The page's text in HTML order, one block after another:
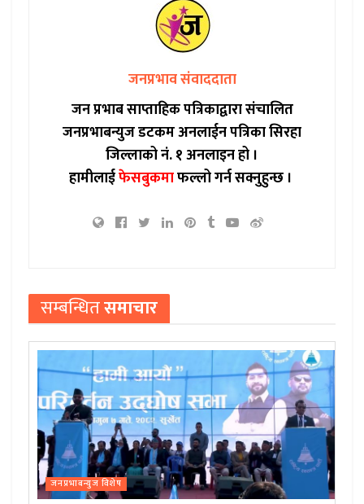
जनप्रभाव संवाददाता
जन प्रभाब साप्ताहिक पत्रिकाद्वारा संचालित
जनप्रभाबन्युज डटकम अनलाईन पत्रिका सिरहा
जिल्लाको नं. १ अनलाइन हो ।
हामीलाईफेसबुकमाफल्लो गर्न सक्नुहुन्छ ।
सम्बन्धितसमाचार
जनप्रभाबन्युज विशेष